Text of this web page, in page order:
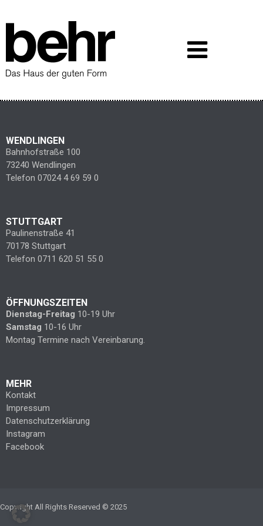
WENDLINGEN
Bahnhofstraße 100
73240 Wendlingen
Telefon 07024 4 69 59 0
STUTTGART
Paulinenstraße 41
70178 Stuttgart
Telefon 0711 620 51 55 0
ÖFFNUNGSZEITEN
Dienstag-Freitag 10-19 Uhr
Samstag 10-16 Uhr
Montag Termine nach Vereinbarung.
MEHR
Kontakt
Impressum
Datenschutzerklärung
Instagram
Facebook
Copyright All Rights Reserved © 2025